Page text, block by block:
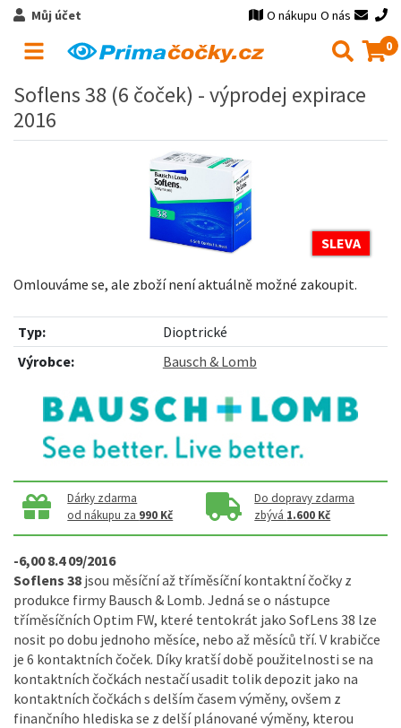
Můj účet O nákupu O nás
0
Soflens 38 (6 čoček) - výprodej expirace
2016
SLEVA
Omlouváme se, ale zboží není aktuálně možné zakoupit.
Typ:
Dioptrické
Výrobce:
Bausch & Lomb
Dárky zdarma
od nákupu za 990 Kč
Do dopravy zdarma
zbývá 1.600 Kč
-6,00 8.4 09/2016
Soflens 38 jsou měsíční až tříměsíční kontaktní čočky z
produkce firmy Bausch & Lomb. Jedná se o nástupce
tříměsíčních Optim FW, které tentokrát jako SofLens 38 lze
nosit po dobu jednoho měsíce, nebo až měsíců tří. V krabičce
je 6 kontaktních čoček. Díky kratší době použitelnosti se na
kontaktních čočkách nestačí usadit tolik depozit jako na
kontaktních čočkách s delším časem výměny, ovšem z
finančního hlediska se z delší plánované výměny, kterou